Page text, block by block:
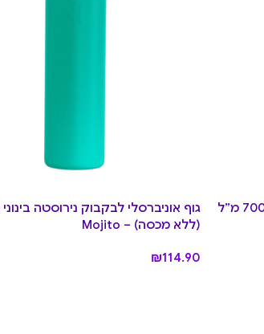
גוף אוניברסלי לבקבוק נירוסטה בינוני 700 מ”ל
(ללא מכסה) – Mojito
₪114.90